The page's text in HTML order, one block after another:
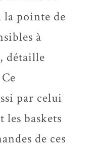
la pointe de
à
détaille
par celui
les baskets
de ces